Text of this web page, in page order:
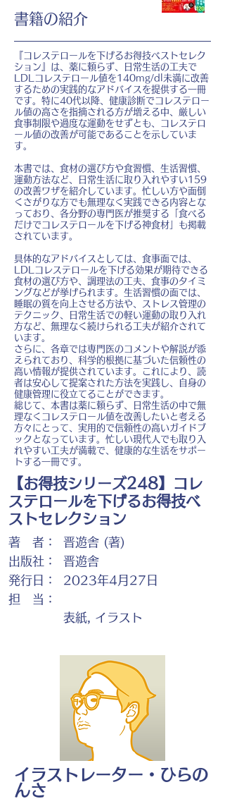
書籍の紹介
『コレステロールを下げるお得技ベストセレク
ション』は、薬に頼らず、日常生活の工夫で
LDLコレステロール値を140mg/dl未満に改善
するための実践的なアドバイスを提供する一冊
です。特に40代以降、健康診断でコレステロー
ル値の高さを指摘される方が増える中、厳しい
食事制限や過度な運動をせずとも、コレステロ
ール値の改善が可能であることを示していま
す。
本書では、食材の選び方や食習慣、生活習慣、
運動方法など、日常生活に取り入れやすい159
の改善ワザを紹介しています。忙しい方や面倒
くさがりな方でも無理なく実践できる内容とな
っており、各分野の専門医が推奨する「食べる
だけでコレステロールを下げる神食材」も掲載
されています。
具体的なアドバイスとしては、食事面では、
LDLコレステロールを下げる効果が期待できる
食材の選び方や、調理法の工夫、食事のタイミ
ングなどが挙げられます。生活習慣の面では、
睡眠の質を向上させる方法や、ストレス管理の
テクニック、日常生活での軽い運動の取り入れ
方など、無理なく続けられる工夫が紹介されて
います。
さらに、各章では専門医のコメントや解説が添
えられており、科学的根拠に基づいた信頼性の
高い情報が提供されています。これにより、読
者は安心して提案された方法を実践し、自身の
健康管理に役立てることができます。
総じて、本書は薬に頼らず、日常生活の中で無
理なくコレステロール値を改善したいと考える
方々にとって、実用的で信頼性の高いガイドブ
ックとなっています。忙しい現代人でも取り入
れやすい工夫が満載で、健康的な生活をサポー
トする一冊です。
【お得技シリーズ248】コレ
ステロールを下げるお得技ベ
ストセレクション
著 者：
出版社：
発行日：
担 当：
晋遊舎 (著)
晋遊舎
2023年4月27日
表紙, イラスト
イラストレーター・ひらの
んさ